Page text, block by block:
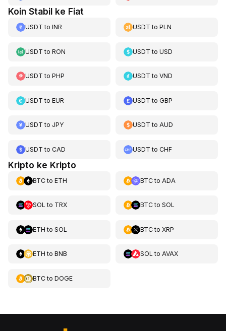
Koin Stabil ke Fiat
USDT to INR USDT toPLN
USDT to RON USDT toUSD
USDT to PHP USDT toVND
USDT to EUR USDT toGBP
USDT to JPY USDT toAUD
USDT to CAD USDT toCHF
Kripto ke Kripto
BTCto ETH BTCto ADA
SOL to TRX BTCto SOL
ETH to SOL BTCto XRP
ETH to BNB SOL to AVAX
BTCto DOGE